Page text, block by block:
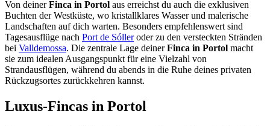
Von deinerFinca in Portol aus erreichst du auch die exklusiven
Buchten der Westküste, wo kristallklares Wasser und malerische
Landschaften auf dich warten. Besonders empfehlenswert sind
Tagesausflüge nach Port de Sólleroder zu den versteckten Stränden
bei Valldemossa. Die zentrale Lage deinerFinca in Portol macht
sie zum idealen Ausgangspunkt für eine Vielzahl von
Strandausflügen, während du abends in die Ruhe deines privaten
Rückzugsortes zurückkehren kannst.
Luxus-Fincas in Portol